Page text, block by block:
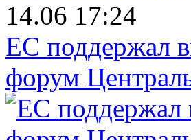
14.06 17:24
ЕС поддержал
форум